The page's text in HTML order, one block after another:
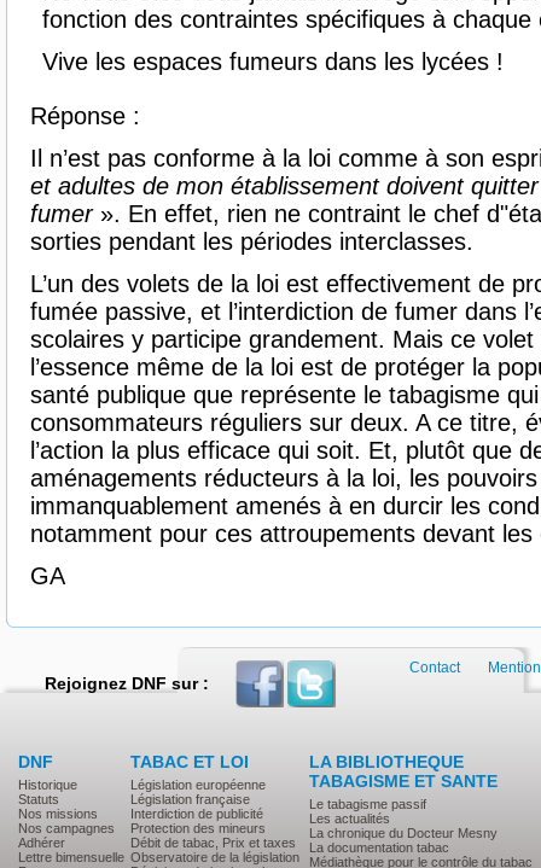
fonction des contraintes spécifiques à chaque
Vive les espaces fumeurs dans les lycées !
Réponse :
Il n’est pas conforme à la loi comme à son
et adultes de mon établissement doivent
fumer». En effet, rien ne contraint le chef
sorties pendant les périodes interclasses.
L’un des volets de la loi est effectivement de
fumée passive, et l’interdiction de fumer dans
scolaires y participe grandement. Mais ce volet
l’essence même de la loi est de protéger la
santé publique que représente le tabagisme
consommateurs réguliers sur deux. A ce titre,
l’action la plus efficace qui soit. Et, plutôt que
aménagements réducteurs à la loi, les
immanquablement amenés à en durcir les
notamment pour ces attroupements devant
GA
Rejoignez DNF sur :
DNF
Historique
Statuts
Nos missions
Nos campagnes
Adhérer
Lettre bimensuelle
TABAC ET LOI
Législation européenne
Législation française
Interdiction de publicité
Protection des mineurs
Débit de tabac, Prix et taxes
Observatoire de la législation
LA BIBLIOTHEQUE
TABAGISME ET SANTE
Le tabagisme passif
Les actualités
La chronique du Docteur Mesny
La documentation tabac
Médiathèque pour le contrôle du tabac
Contact